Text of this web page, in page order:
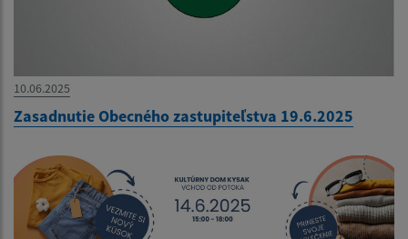
10.06.2025
Zasadnutie Obecného zastupiteľstva 19.6.2025